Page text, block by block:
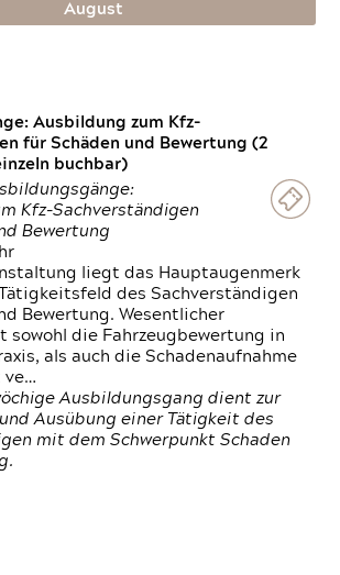
August
Ausbildung zum Kfz-
für Schäden und Bewertung (2
buchbar)
Kfz-Sachverständigen
Bewertung
liegt das Hauptaugenmerk
des Sachverständigen
Bewertung. Wesentlicher
sowohl die Fahrzeugbewertung in
als auch die Schadenaufnahme
ve…
Ausbildungsgang dient zur
Ausübung einer Tätigkeit des
mit dem Schwerpunkt Schaden